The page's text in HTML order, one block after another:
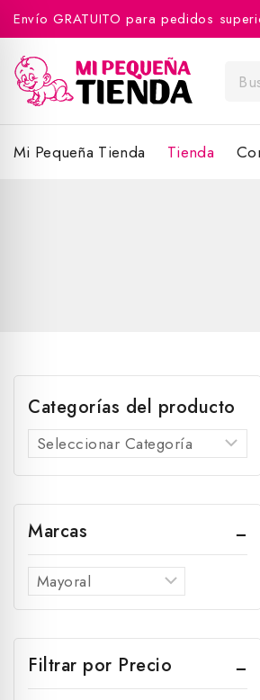
Envío GRATUITO para pedidos
Mi Pequeña Tienda Tienda
Categorías del producto
Marcas
Filtrar por Precio